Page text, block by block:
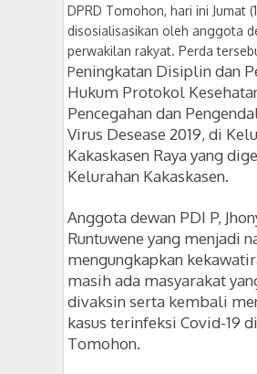
DPRD Tomohon, hari ini Jumat
disosialisasikan oleh anggota
perwakilan rakyat. Perda
Peningkatan Disiplin dan
Hukum Protokol
Pencegahan dan
Virus Desease 2019, di
Kakaskasen Raya yang
Kelurahan Kakaskasen.
Anggota dewan PDI P,
Runtuwene yang menjadi
mengungkapkan
masih ada masyarakat
divaksin serta kembali
kasus terinfeksi Covid-19
Tomohon.